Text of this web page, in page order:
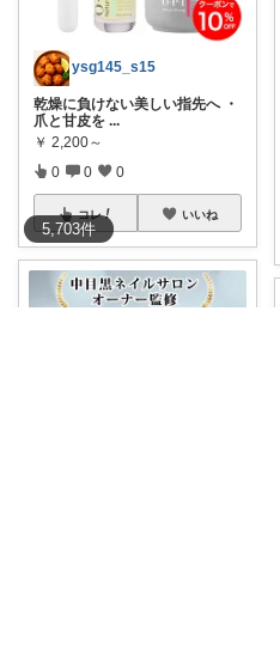
5,703件
ysg145_s15
乾燥に負けない美しい指先へ ・
爪と甘皮を ...
￥ 2,200～
0 0 0
コレ いいね